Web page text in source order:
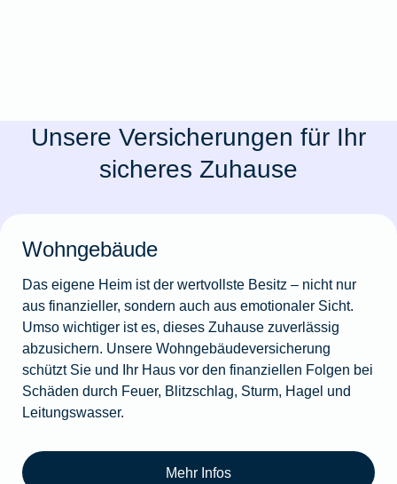
Unsere Versicherungen für Ihr
sicheres Zuhause
Wohngebäude
Das eigene Heim ist der wertvollste Besitz – nicht nur
aus finanzieller, sondern auch aus emotionaler Sicht.
Umso wichtiger ist es, dieses Zuhause zuverlässig
abzusichern. Unsere Wohngebäudeversicherung
schützt Sie und Ihr Haus vor den finanziellen Folgen bei
Schäden durch Feuer, Blitzschlag, Sturm, Hagel und
Leitungswasser.
Mehr Infos